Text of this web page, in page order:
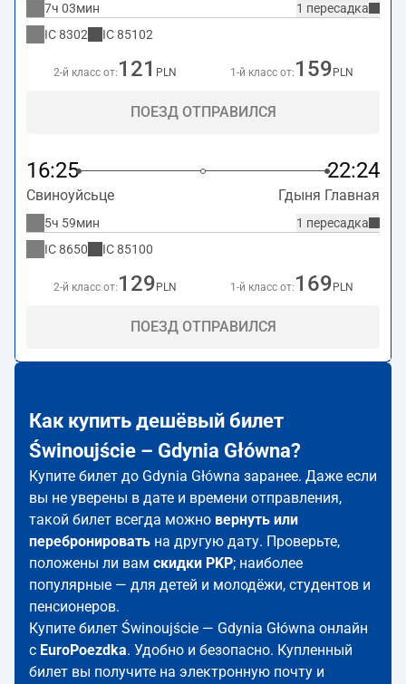
1 пересадка
7ч 03мин
IC8302 IC85102
2-й класс от: 121 PLN 1-й класс от: 159 PLN
ПОЕЗД ОТПРАВИЛСЯ
16:25 22:24
Свиноуйсьце Гдыня Главная
1 пересадка
5ч 59мин
IC8650 IC85100
2-й класс от: 129 PLN 1-й класс от: 169 PLN
ПОЕЗД ОТПРАВИЛСЯ
Как купить дешёвый билет
Świnoujście – Gdynia Główna?
Купите билет до Gdynia Główna заранее. Даже если
вы не уверены в дате и времени отправления,
такой билет всегда можно вернуть или
перебронировать на другую дату. Проверьте,
положены ли вам скидки PKP; наиболее
популярные — для детей и молодёжи, студентов и
пенсионеров.
Купите билет Świnoujście — Gdynia Główna онлайн
с EuroPoezdka. Удобно и безопасно. Купленный
билет вы получите на электронную почту и